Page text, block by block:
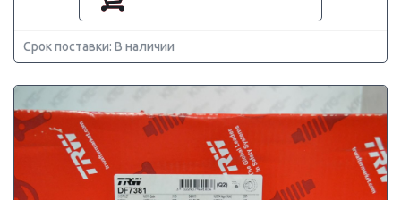
Срок поставки: В наличии